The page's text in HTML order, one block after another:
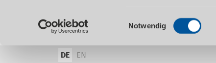
Einwilligungsauswahl
Notwendig
DE EN